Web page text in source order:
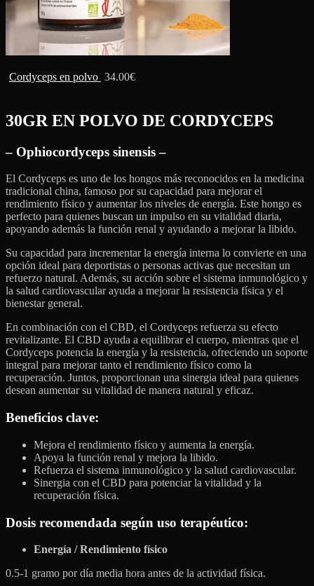
Cordyceps en polvo 34.00€
30GR EN POLVO DE CORDYCEPS
– Ophiocordyceps sinensis –
El Cordyceps es uno de los hongos más reconocidos en la medicina
tradicional china, famoso por su capacidad para mejorar el
rendimiento físico y aumentar los niveles de energía. Este hongo es
perfecto para quienes buscan un impulso en su vitalidad diaria,
apoyando además la función renal y ayudando a mejorar la libido.
Su capacidad para incrementar la energía interna lo convierte en una
opción ideal para deportistas o personas activas que necesitan un
refuerzo natural. Además, su acción sobre el sistema inmunológico y
la salud cardiovascular ayuda a mejorar la resistencia física y el
bienestar general.
En combinación con el CBD, el Cordyceps refuerza su efecto
revitalizante. El CBD ayuda a equilibrar el cuerpo, mientras que el
Cordyceps potencia la energía y la resistencia, ofreciendo un soporte
integral para mejorar tanto el rendimiento físico como la
recuperación. Juntos, proporcionan una sinergia ideal para quienes
desean aumentar su vitalidad de manera natural y eficaz.
Beneficios clave:
Mejora el rendimiento físico y aumenta la energía.
Apoya la función renal y mejora la libido.
Refuerza el sistema inmunológico y la salud cardiovascular.
Sinergia con el CBD para potenciar la vitalidad y la
recuperación física.
Dosis recomendada según uso terapéutico:
Energía / Rendimiento físico
0.5-1 gramo por día media hora antes de la actividad física.